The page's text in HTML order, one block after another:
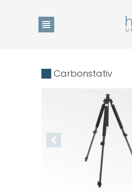
DE
Startseite
Merkliste anzeigen
Carbonstativ